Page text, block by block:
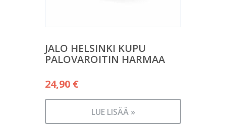
JALO HELSINKI KUPU
PALOVAROITIN HARMAA
24,90 €
LUE LISÄÄ »